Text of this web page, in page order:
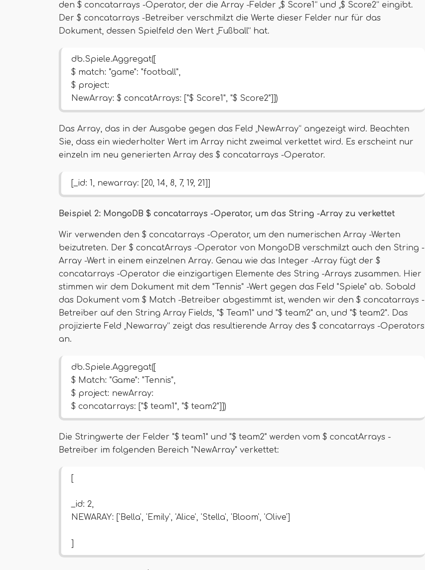
den $ concatarrays -Operator, der die Array -Felder „$ Score1“ und „$ Score2“ eingibt.
Der $ concatarrays -Betreiber verschmilzt die Werte dieser Felder nur für das
Dokument, dessen Spielfeld den Wert „Fußball“ hat.
db.Spiele.Aggregat([
$ match: "game": "football",
$ project:
NewArray: $ concatArrays: ["$ Score1", "$ Score2"]])
Das Array, das in der Ausgabe gegen das Feld „NewArray“ angezeigt wird. Beachten
Sie, dass ein wiederholter Wert im Array nicht zweimal verkettet wird. Es erscheint nur
einzeln im neu generierten Array des $ concatarrays -Operator.
[_id: 1, newarray: [20, 14, 8, 7, 19, 21]]
Beispiel 2: MongoDB $ concatarrays -Operator, um das String -Array zu verkettet
Wir verwenden den $ concatarrays -Operator, um den numerischen Array -Werten
beizutreten. Der $ concatArrays -Operator von MongoDB verschmilzt auch den String -
Array -Wert in einem einzelnen Array. Genau wie das Integer -Array fügt der $
concatarrays -Operator die einzigartigen Elemente des String -Arrays zusammen. Hier
stimmen wir dem Dokument mit dem "Tennis" -Wert gegen das Feld "Spiele" ab. Sobald
das Dokument vom $ Match -Betreiber abgestimmt ist, wenden wir den $ concatarrays -
Betreiber auf den String Array Fields, "$ Team1" und "$ team2" an, und "$ team2". Das
projizierte Feld „Newarray“ zeigt das resultierende Array des $ concatarrays -Operators
an.
db.Spiele.Aggregat([
$ Match: "Game": "Tennis",
$ project: newArray:
$ concatarrays: ["$ team1", "$ team2"]])
Die Stringwerte der Felder "$ team1" und "$ team2" werden vom $ concatArrays -
Betreiber im folgenden Bereich "NewArray" verkettet:
[
_id: 2,
NEWARAY: ['Bella', 'Emily', 'Alice', 'Stella', 'Bloom', 'Olive']
]